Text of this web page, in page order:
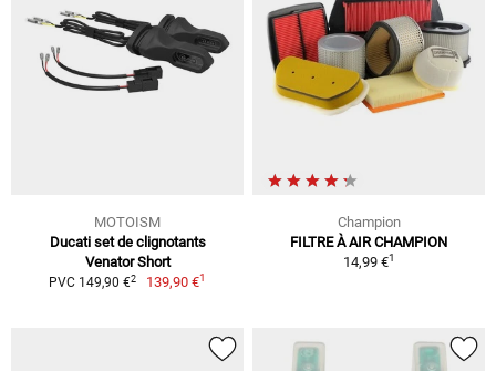
MOTOISM
Ducati set de clignotants
Venator Short
PVC 149,90 €2 139,90 €1
Champion
FILTRE À AIR CHAMPION
14,99 €1